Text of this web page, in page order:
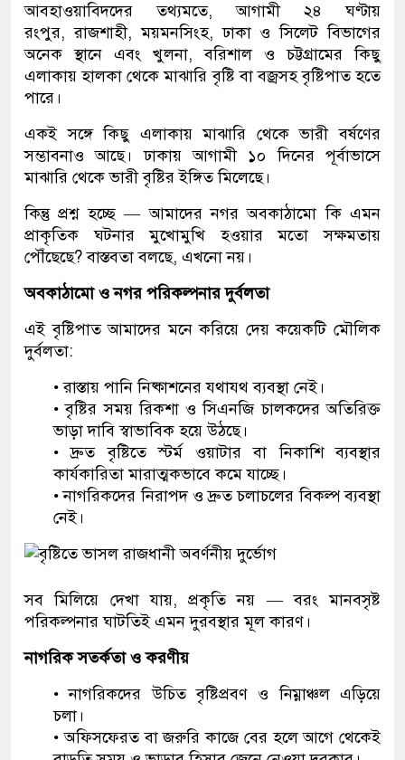
আবহাওয়াবিদদের তথ্যমতে, আগামী ২৪ ঘণ্টায়
রংপুর, রাজশাহী, ময়মনসিংহ, ঢাকা ও সিলেট বিভাগের
অনেক স্থানে এবং খুলনা, বরিশাল ও চট্টগ্রামের কিছু
এলাকায় হালকা থেকে মাঝারি বৃষ্টি বা বজ্রসহ বৃষ্টিপাত হতে
পারে।
একই সঙ্গে কিছু এলাকায় মাঝারি থেকে ভারী বর্ষণের
সম্ভাবনাও আছে। ঢাকায় আগামী ১০ দিনের পূর্বাভাসে
মাঝারি থেকে ভারী বৃষ্টির ইঙ্গিত মিলেছে।
কিন্তু প্রশ্ন হচ্ছে — আমাদের নগর অবকাঠামো কি এমন
প্রাকৃতিক ঘটনার মুখোমুখি হওয়ার মতো সক্ষমতায়
পৌঁছেছে? বাস্তবতা বলছে, এখনো নয়।
অবকাঠামো ও নগর পরিকল্পনার দুর্বলতা
এই বৃষ্টিপাত আমাদের মনে করিয়ে দেয় কয়েকটি মৌলিক
দুর্বলতা:
• রাস্তায় পানি নিষ্কাশনের যথাযথ ব্যবস্থা নেই।
• বৃষ্টির সময় রিকশা ও সিএনজি চালকদের অতিরিক্ত
ভাড়া দাবি স্বাভাবিক হয়ে উঠছে।
• দ্রুত বৃষ্টিতে স্টর্ম ওয়াটার বা নিকাশি ব্যবস্থার
কার্যকারিতা মারাত্মকভাবে কমে যাচ্ছে।
• নাগরিকদের নিরাপদ ও দ্রুত চলাচলের বিকল্প ব্যবস্থা
নেই।
সব মিলিয়ে দেখা যায়, প্রকৃতি নয় — বরং মানবসৃষ্ট
পরিকল্পনার ঘাটতিই এমন দুরবস্থার মূল কারণ।
নাগরিক সতর্কতা ও করণীয়
• নাগরিকদের উচিত বৃষ্টিপ্রবণ ও নিম্নাঞ্চল এড়িয়ে
চলা।
• অফিসফেরত বা জরুরি কাজে বের হলে আগে থেকেই